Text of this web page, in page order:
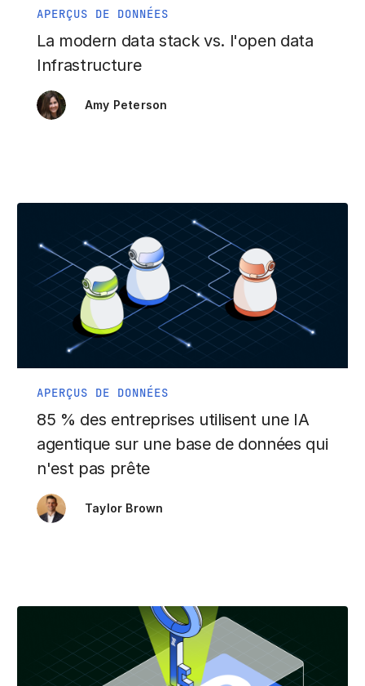
APERÇUS DE DONNÉES
La modern data stack vs. l'open data
Infrastructure
Amy Peterson
APERÇUS DE DONNÉES
85 % des entreprises utilisent une IA
agentique sur une base de données qui
n'est pas prête
Taylor Brown